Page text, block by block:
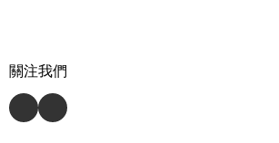
關注我們